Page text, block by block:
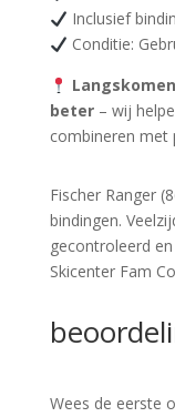
Inclusief
Conditie:
beter– wij
combineren met
Fischer Ranger
bindingen.
gecontroleerd
Skicenter Fam
Wees de eerste